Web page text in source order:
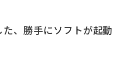
、勝手にソフトが起動